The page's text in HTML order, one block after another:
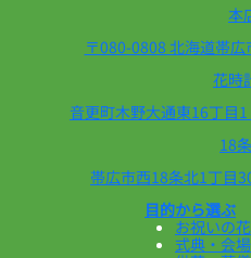
本
〒080-0808 北海道帯
花時
音更町木野大通東16丁目
18
帯広市西18条北1丁目
目的から選ぶ
お祝いの花
式典・会